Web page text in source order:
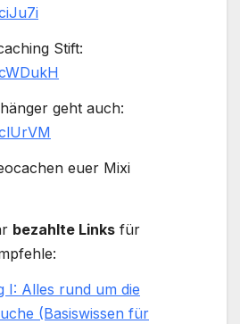
Stift:
geht auch:
euer Mixi
bezahlte Links für
I: Alles rund um die
(Basiswissen für